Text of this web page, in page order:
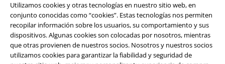
Utilizamos cookies y otras tecnologías en nuestro sitio web, en
conjunto conocidas como “cookies”. Estas tecnologías nos permiten
recopilar información sobre los usuarios, su comportamiento y sus
dispositivos. Algunas cookies son colocadas por nosotros, mientras
que otras provienen de nuestros socios. Nosotros y nuestros socios
utilizamos cookies para garantizar la fiabilidad y seguridad de
Legal
Términos y Condiciones